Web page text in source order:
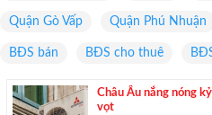
Quận Gò Vấp Quận Phú Nhuận
BĐS bán BĐS cho thuê
Châu Âu nắng nóng
vọt